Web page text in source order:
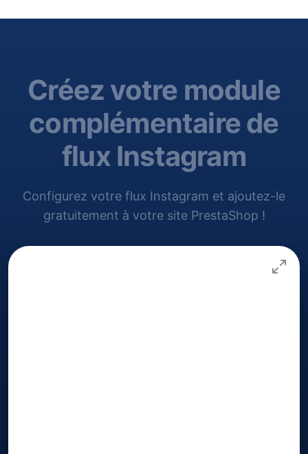
Créez votre module
complémentaire de
flux Instagram
Configurez votre flux Instagram et ajoutez-le
gratuitement à votre site PrestaShop !